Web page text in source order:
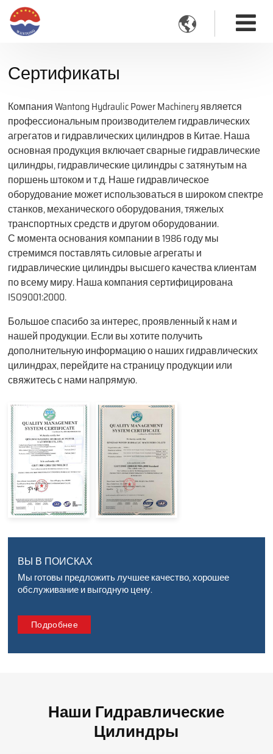

Сертификаты
Компания Wantong Hydraulic Power Machinery является
профессиональным производителем гидравлических
агрегатов и гидравлических цилиндров в Китае. Наша
основная продукция включает сварные гидравлические
цилиндры, гидравлические цилиндры с затянутым на
поршень штоком и т.д. Наше гидравлическое
оборудование может использоваться в широком спектре
станков, механического оборудования, тяжелых
транспортных средств и другом оборудовании.
С момента основания компании в 1986 году мы
стремимся поставлять силовые агрегаты и
гидравлические цилиндры высшего качества клиентам
по всему миру. Наша компания сертифицирована
ISO9001:2000.
Большое спасибо за интерес, проявленный к нам и
нашей продукции. Если вы хотите получить
дополнительную информацию о наших гидравлических
цилиндрах, перейдите на страницу продукции или
свяжитесь с нами напрямую.
ВЫ В ПОИСКАХ
Мы готовы предложить лучшее качество, хорошее
обслуживание и выгодную цену.
Подробнее
Наши Гидравлические
Цилиндры